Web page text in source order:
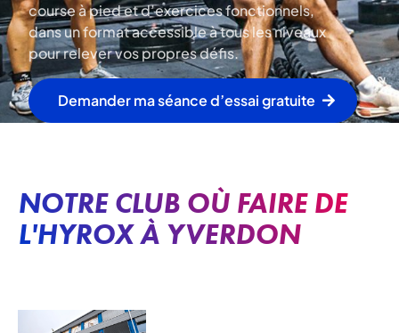
course à pied et d’exercices fonctionnels,
dans un format accessible à tous les niveaux
pour relever vos propres défis.
Demander ma séance d’essai gratuite
NOTRE CLUB OÙ FAIRE DE
L'HYROX À YVERDON